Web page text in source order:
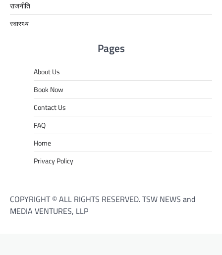
राजनीति
स्वास्थ्य
Pages
About Us
Book Now
Contact Us
FAQ
Home
Privacy Policy
COPYRIGHT © ALL RIGHTS RESERVED. TSW NEWS and
MEDIA VENTURES, LLP